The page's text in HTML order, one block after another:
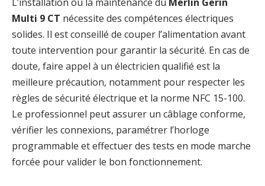
Multi 9 CT nécessite des compétences électriques
solides. Il est conseillé de couper l’alimentation avant
toute intervention pour garantir la sécurité. En cas de
doute, faire appel à un électricien qualifié est la
meilleure précaution, notamment pour respecter les
règles de sécurité électrique et la norme NFC 15-100.
Le professionnel peut assurer un câblage conforme,
vérifier les connexions, paramétrer l’horloge
programmable et effectuer des tests en mode marche
forcée pour valider le bon fonctionnement.